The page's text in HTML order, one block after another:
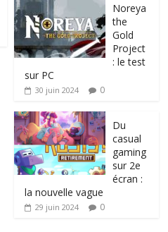
Noreya
the
Gold
Project
: le test
sur PC
30 juin 2024 0
Du
casual
gaming
sur 2e
écran :
la nouvelle vague
29 juin 2024 0